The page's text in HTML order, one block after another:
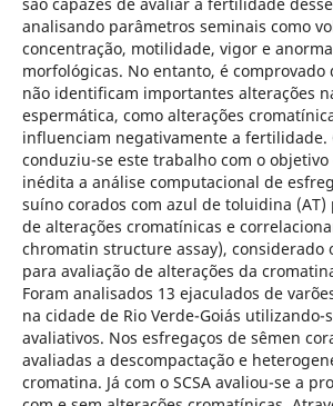
analisando parâmetros seminais como
concentração, motilidade, vigor e
morfológicas. No entanto, é comprovado
não identificam importantes alterações
espermática, como alterações
influenciam negativamente a fertilidade.
conduziu-se este trabalho com o
inédita a análise computacional de
suíno corados com azul de toluidina
de alterações cromatínicas e
chromatin structure assay), considerado
para avaliação de alterações da
Foram analisados 13 ejaculados de
na cidade de Rio Verde-Goiás utilizando-
avaliativos. Nos esfregaços de sêmen
avaliadas a descompactação e
cromatina. Já com o SCSA avaliou-se a